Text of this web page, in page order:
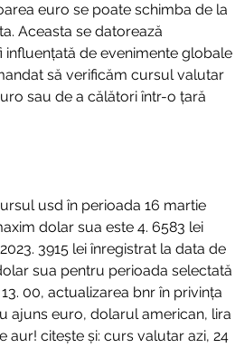
euro se poate schimba de la
Aceasta se datorează
de evenimente globale
să verificăm cursul valutar
sau de a călători într-o țară
usd în perioada 16 martie
dolar sua este 4. 6583 lei
3915 lei înregistrat la data de
sua pentru perioada selectată
00, actualizarea bnr în privința
ajuns euro, dolarul american, lira
aur! citește și: curs valutar azi, 24